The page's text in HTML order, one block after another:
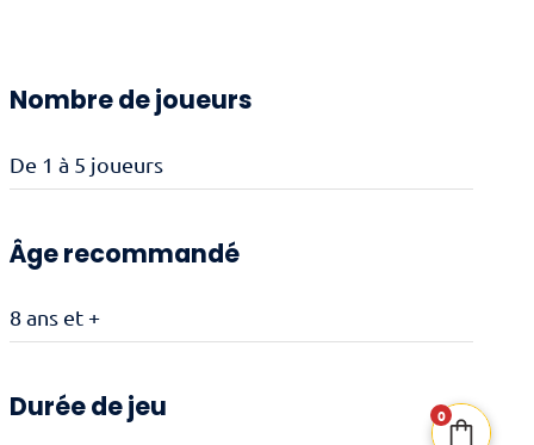
Nombre de joueurs
De 1 à 5 joueurs
Âge recommandé
8 ans et +
Durée de jeu 0